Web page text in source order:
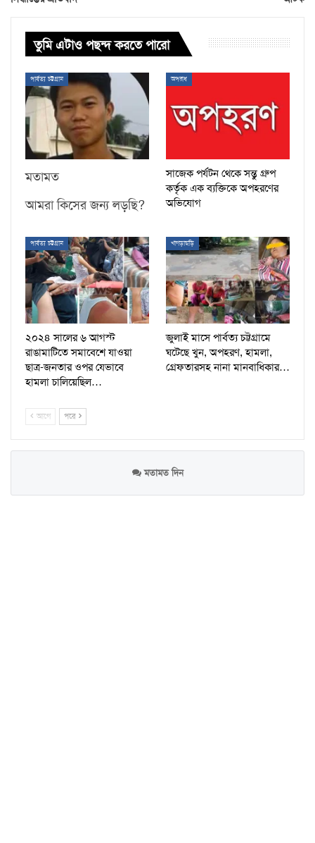
তুমি এটাও পছন্দ করতে পারো
পার্বত্য চট্টগ্রাম
মতামত
আমরা কিসের জন্য লড়ছি?
অপরাধ
সাজেক পর্যটন থেকে সন্তু গ্রুপ
কর্তৃক এক ব্যক্তিকে অপহরণের
অভিযোগ
পার্বত্য চট্টগ্রাম
২০২৪ সালের ৬ আগস্ট
রাঙামাটিতে সমাবেশে যাওয়া
ছাত্র-জনতার ওপর যেভাবে
হামলা চালিয়েছিল…
খাগড়াছড়ি
জুলাই মাসে পার্বত্য চট্টগ্রামে
ঘটেছে খুন, অপহরণ, হামলা,
গ্রেফতারসহ নানা মানবাধিকার…
আগে পরে
মতামত দিন